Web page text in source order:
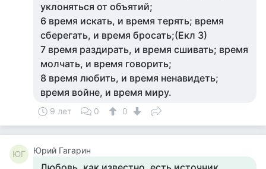
уклоняться от объятий;
6 время искать, и время терять; время
сберегать, и время бросать;(Екл 3)
7 время раздирать, и время сшивать; время
молчать, и время говорить;
8 время любить, и время ненавидеть;
время войне, и время миру.
9 лет 0 0
ЮГ Юрий Гагарин